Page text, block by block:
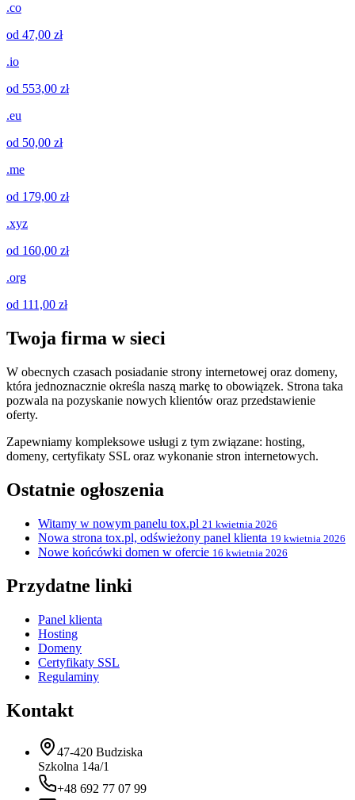
.co
od 47,00 zł
.io
od 553,00 zł
.eu
od 50,00 zł
.me
od 179,00 zł
.xyz
od 160,00 zł
.org
od 111,00 zł
Twoja firma w sieci
W obecnych czasach posiadanie strony internetowej oraz domeny,
która jednoznacznie określa naszą markę to obowiązek. Strona taka
pozwala na pozyskanie nowych klientów oraz przedstawienie
oferty.
Zapewniamy kompleksowe usługi z tym związane: hosting,
domeny, certyfikaty SSL oraz wykonanie stron internetowych.
Ostatnie ogłoszenia
Witamy w nowym panelu tox.pl 21 kwietnia 2026
Nowa strona tox.pl, odświeżony panel klienta 19 kwietnia 2026
Nowe końcówki domen w ofercie 16 kwietnia 2026
Przydatne linki
Panel klienta
Hosting
Domeny
Certyfikaty SSL
Regulaminy
Kontakt
47-420 Budziska
Szkolna 14a/1
+48 692 77 07 99